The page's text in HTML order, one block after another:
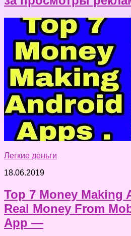
Легкие деньги
18.06.2019
Top 7 Money Making
Real Money From
App —